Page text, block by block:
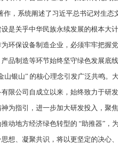
作，系统阐述了习近平总书记对生
是关乎中华民族永续发展的根本大
环保设备制造企业，必须牢牢把握
品制造等环节始终坚守绿色发展底线
山银山” 的核心理念引发广泛共鸣
限公司自成立以来，始终致力于研
为指引，进一步加大研发投入，聚
动地方经济绿色转型的 “助推器”，
想、凝聚共识，将以更坚定的决心